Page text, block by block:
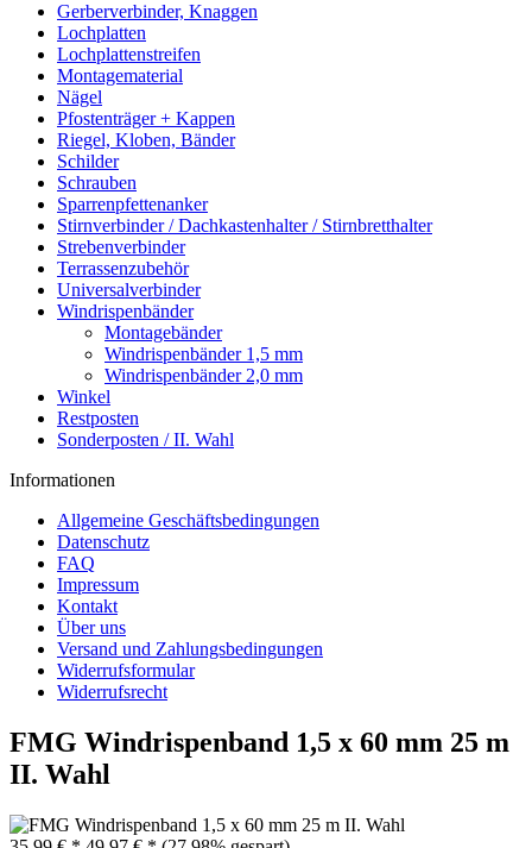
Gerberverbinder, Knaggen
Lochplatten
Lochplattenstreifen
Montagematerial
Nägel
Pfostenträger + Kappen
Riegel, Kloben, Bänder
Schilder
Schrauben
Sparrenpfettenanker
Stirnverbinder / Dachkastenhalter / Stirnbretthalter
Strebenverbinder
Terrassenzubehör
Universalverbinder
Windrispenbänder
Montagebänder
Windrispenbänder 1,5 mm
Windrispenbänder 2,0 mm
Winkel
Restposten
Sonderposten / II. Wahl
Informationen
Allgemeine Geschäftsbedingungen
Datenschutz
FAQ
Impressum
Kontakt
Über uns
Versand und Zahlungsbedingungen
Widerrufsformular
Widerrufsrecht
FMG Windrispenband 1,5 x 60 mm 25 m
II. Wahl